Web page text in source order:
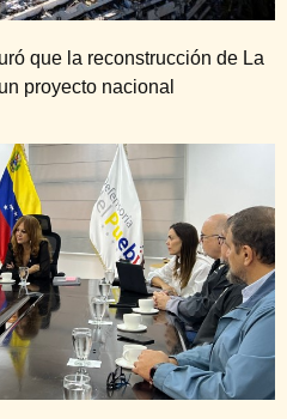
que la reconstrucción de La
proyecto nacional